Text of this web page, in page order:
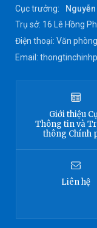
Cục trưởng:
Trụ sở: 16 Lê Hồng
Điện thoại: Văn
Email:
Giới thiệu
Thông tinvà
thông Chính
Liên hệ